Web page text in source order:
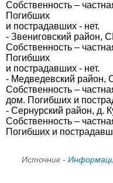
Собственность –
Погибших
и пострадавших - нет.
- Звениговский район,
Собственность –
Погибших
и пострадавших - нет.
- Медведевский район,
Собственность –
дом. Погибших и
- Сернурский район, д.
Собственность –
Погибших и
Источник -